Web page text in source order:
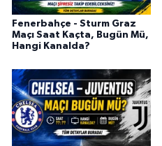
Fenerbahçe - Sturm Graz
Maçı Saat Kaçta, Bugün Mü,
Hangi Kanalda?